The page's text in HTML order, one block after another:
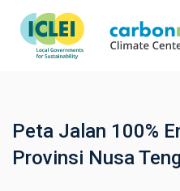
Peta Jalan 100%
Provinsi Nusa